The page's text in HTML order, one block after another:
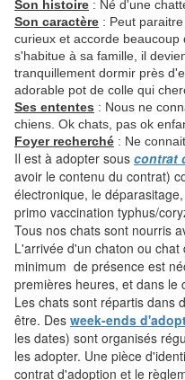
Son histoire : Né d'une
Son caractère : Peut
curieux et accorde
s'habitue à sa famille, il
tranquillement dormir près
adorable pot de colle qui
Ses ententes : Nous ne
chiens. Ok chats, pas ok
Foyer recherché : Ne
Il est à adopter sous contrat
avoir le contenu du contrat)
électronique, le
primo vaccination typhus/
Tous nos chats sont nourris
L'arrivée d'un chaton ou
minimum de présence est
premières heures, et dans le
Les chats sont répartis dans
être. Des week-ends
les dates) sont organisés
les adopter. Une pièce
contrat d'adoption et le